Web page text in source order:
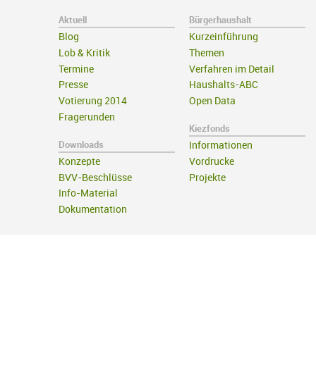
Aktuell
Blog
Lob & Kritik
Termine
Presse
Votierung 2014
Fragerunden
Downloads
Konzepte
BVV-Beschlüsse
Info-Material
Dokumentation
Bürgerhaushalt
Kurzeinführung
Themen
Verfahren im Detail
Haushalts-ABC
Open Data
Kiezfonds
Informationen
Vordrucke
Projekte